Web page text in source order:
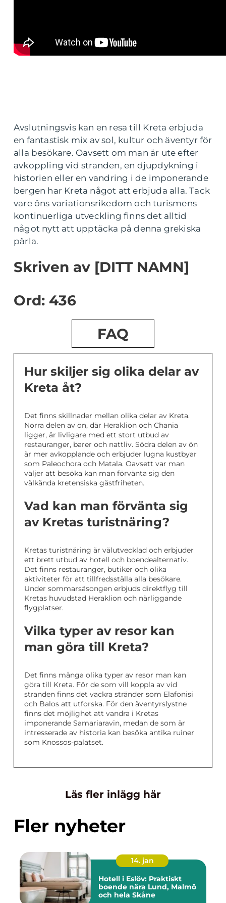
Avslutningsvis kan en resa till Kreta erbjuda
en fantastisk mix av sol, kultur och äventyr för
alla besökare. Oavsett om man är ute efter
avkoppling vid stranden, en djupdykning i
historien eller en vandring i de imponerande
bergen har Kreta något att erbjuda alla. Tack
vare öns variationsrikedom och turismens
kontinuerliga utveckling finns det alltid
något nytt att upptäcka på denna grekiska
pärla.
Skriven av [DITT NAMN]
Ord: 436
FAQ
Hur skiljer sig olika delar av
Kreta åt?
Det finns skillnader mellan olika delar av Kreta.
Norra delen av ön, där Heraklion och Chania
ligger, är livligare med ett stort utbud av
restauranger, barer och nattliv. Södra delen av ön
är mer avkopplande och erbjuder lugna kustbyar
som Paleochora och Matala. Oavsett var man
väljer att besöka kan man förvänta sig den
välkända kretensiska gästfriheten.
Vad kan man förvänta sig
av Kretas turistnäring?
Kretas turistnäring är välutvecklad och erbjuder
ett brett utbud av hotell och boendealternativ.
Det finns restauranger, butiker och olika
aktiviteter för att tillfredsställa alla besökare.
Under sommarsäsongen erbjuds direktflyg till
Kretas huvudstad Heraklion och närliggande
flygplatser.
Vilka typer av resor kan
man göra till Kreta?
Det finns många olika typer av resor man kan
göra till Kreta. För de som vill koppla av vid
stranden finns det vackra stränder som Elafonisi
och Balos att utforska. För den äventyrslystne
finns det möjlighet att vandra i Kretas
imponerande Samariaravin, medan de som är
intresserade av historia kan besöka antika ruiner
som Knossos-palatset.
Läs fler inlägg här
Fler nyheter
14. jan
Hotell i Eslöv: Praktiskt
boende nära Lund, Malmö
och hela Skåne